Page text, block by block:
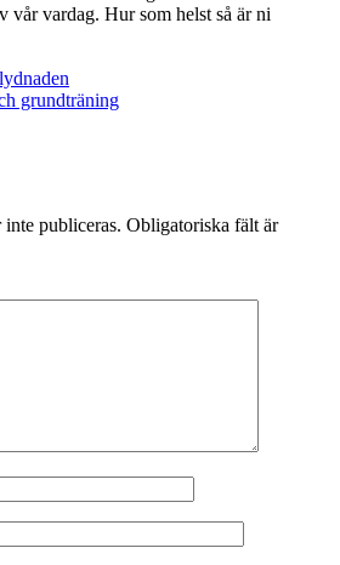
vår vardag. Hur som helst så är ni
grundträning
publiceras. Obligatoriska fält är